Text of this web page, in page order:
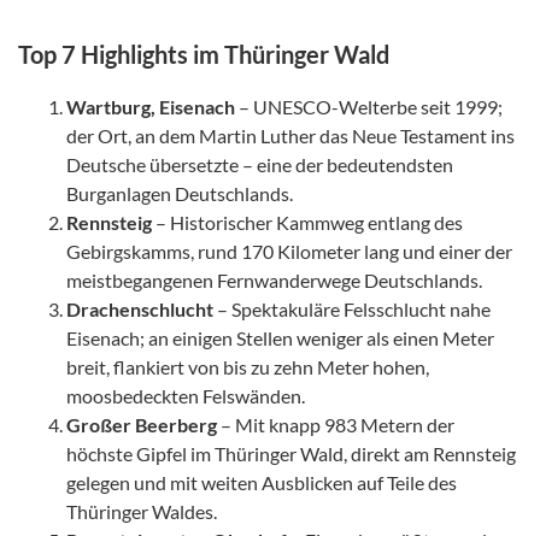
Top 7 Highlights im Thüringer Wald
Wartburg, Eisenach – UNESCO-Welterbe seit 1999;
der Ort, an dem Martin Luther das Neue Testament ins
Deutsche übersetzte – eine der bedeutendsten
Burganlagen Deutschlands.
Rennsteig – Historischer Kammweg entlang des
Gebirgskamms, rund 170 Kilometer lang und einer der
meistbegangenen Fernwanderwege Deutschlands.
Drachenschlucht – Spektakuläre Felsschlucht nahe
Eisenach; an einigen Stellen weniger als einen Meter
breit, flankiert von bis zu zehn Meter hohen,
moosbedeckten Felswänden.
Großer Beerberg – Mit knapp 983 Metern der
höchste Gipfel im Thüringer Wald, direkt am Rennsteig
gelegen und mit weiten Ausblicken auf Teile des
Thüringer Waldes.